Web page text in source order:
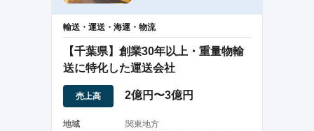
輸送・運送・海運・物流
【千葉県】創業30年以上・重量物輸
送に特化した運送会社
売上高 2億円〜3億円
地域
関東地方